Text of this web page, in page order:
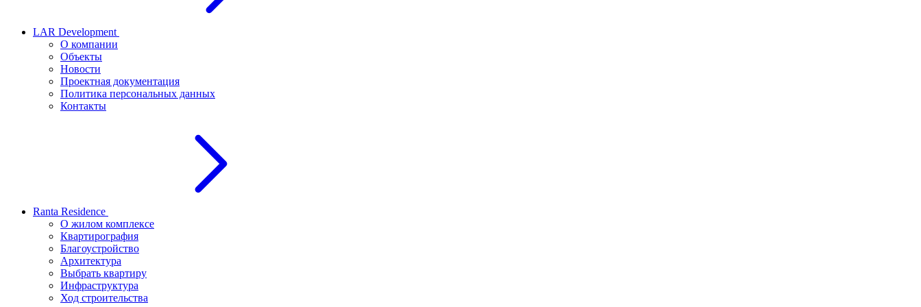
LAR Development
О компании
Объекты
Новости
Проектная документация
Политика персональных данных
Контакты
Ranta Residence
О жилом комплексе
Квартирография
Благоустройство
Архитектура
Выбрать квартиру
Инфраструктура
Ход строительства